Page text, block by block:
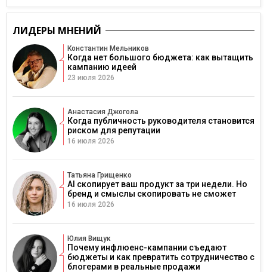
ЛИДЕРЫ МНЕНИЙ
Константин Мельников
Когда нет большого бюджета: как вытащить
кампанию идеей
23 июля 2026
Анастасия Джогола
Когда публичность руководителя становится
риском для репутации
16 июля 2026
Татьяна Грищенко
AI скопирует ваш продукт за три недели. Но
бренд и смыслы скопировать не сможет
16 июля 2026
Юлия Вищук
Почему инфлюенс-кампании съедают
бюджеты и как превратить сотрудничество с
блогерами в реальные продажи